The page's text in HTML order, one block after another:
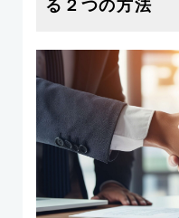
る２つの方法